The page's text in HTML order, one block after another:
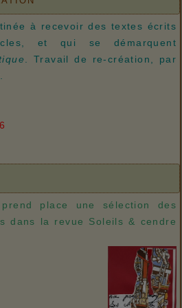
à recevoir des textes écrits
et qui se démarquent
. Travail de re-création, par
place une sélection des
dans la revue Soleils & cendre